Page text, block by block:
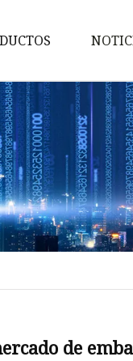
de
de gas
diesel
de gasolina
de soldadura
de